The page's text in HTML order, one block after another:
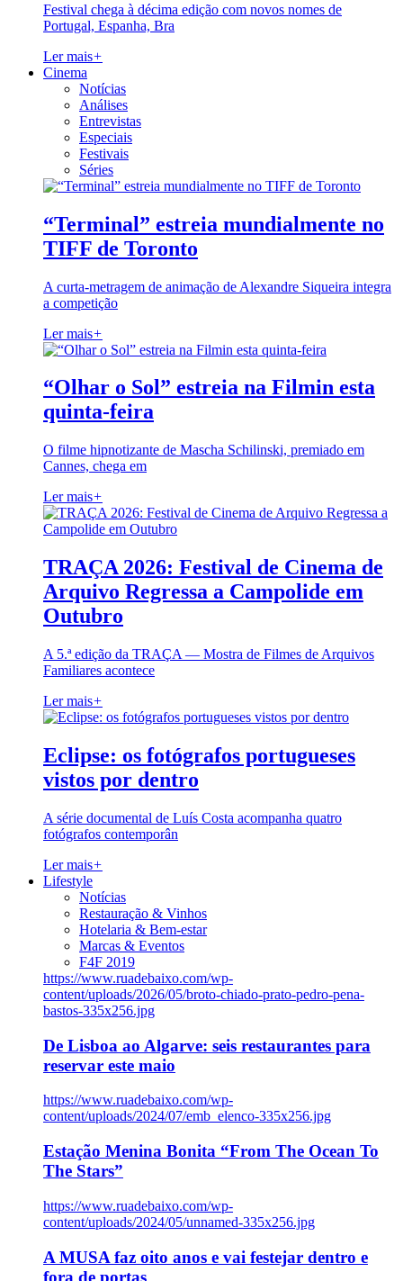
Festival chega à décima edição com novos nomes de
Portugal, Espanha, Bra
Ler mais+
Cinema
Notícias
Análises
Entrevistas
Especiais
Festivais
Séries
“Terminal” estreia mundialmente no
TIFF de Toronto
A curta-metragem de animação de Alexandre Siqueira integra
a competição
Ler mais+
“Olhar o Sol” estreia na Filmin esta
quinta-feira
O filme hipnotizante de Mascha Schilinski, premiado em
Cannes, chega em
Ler mais+
TRAÇA 2026: Festival de Cinema de
Arquivo Regressa a Campolide em
Outubro
A 5.ª edição da TRAÇA — Mostra de Filmes de Arquivos
Familiares acontece
Ler mais+
Eclipse: os fotógrafos portugueses
vistos por dentro
A série documental de Luís Costa acompanha quatro
fotógrafos contemporân
Ler mais+
Lifestyle
Notícias
Restauração & Vinhos
Hotelaria & Bem-estar
Marcas & Eventos
F4F 2019
https://www.ruadebaixo.com/wp-
content/uploads/2026/05/broto-chiado-prato-pedro-pena-
bastos-335x256.jpg
De Lisboa ao Algarve: seis restaurantes para
reservar este maio
https://www.ruadebaixo.com/wp-
content/uploads/2024/07/emb_elenco-335x256.jpg
Estação Menina Bonita “From The Ocean To
The Stars”
https://www.ruadebaixo.com/wp-
content/uploads/2024/05/unnamed-335x256.jpg
A MUSA faz oito anos e vai festejar dentro e
fora de portas